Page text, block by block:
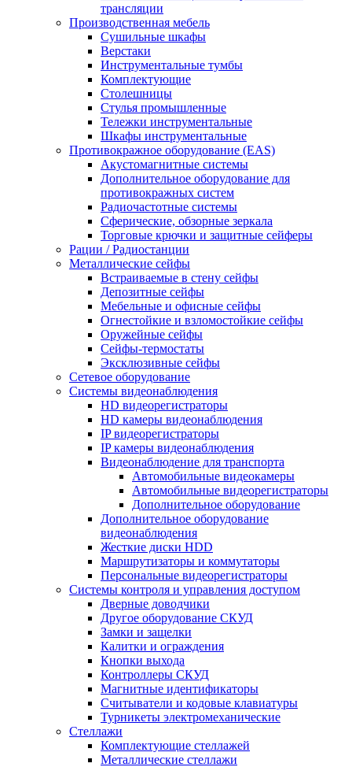
трансляции
Производственная мебель
Cушильные шкафы
Верстаки
Инструментальные тумбы
Комплектующие
Столешницы
Стулья промышленные
Тележки инструментальные
Шкафы инструментальные
Противокражное оборудование (EAS)
Акустомагнитные системы
Дополнительное оборудование для
противокражных систем
Радиочастотные системы
Сферические, обзорные зеркала
Торговые крючки и защитные сейферы
Рации / Радиостанции
Металлические сейфы
Встраиваемые в стену сейфы
Депозитные сейфы
Мебельные и офисные сейфы
Огнестойкие и взломостойкие сейфы
Оружейные сейфы
Сейфы-термостаты
Эксклюзивные сейфы
Сетевое оборудование
Системы видеонаблюдения
HD видеорегистраторы
HD камеры видеонаблюдения
IP видеорегистраторы
IP камеры видеонаблюдения
Видеонаблюдение для транспорта
Автомобильные видеокамеры
Автомобильные видеорегистраторы
Дополнительное оборудование
Дополнительное оборудование
видеонаблюдения
Жесткие диски HDD
Маршрутизаторы и коммутаторы
Персональные видеорегистраторы
Системы контроля и управления доступом
Дверные доводчики
Другое оборудование СКУД
Замки и защелки
Калитки и ограждения
Кнопки выхода
Контроллеры СКУД
Магнитные идентификаторы
Считыватели и кодовые клавиатуры
Турникеты электромеханические
Стеллажи
Комплектующие стеллажей
Металлические стеллажи